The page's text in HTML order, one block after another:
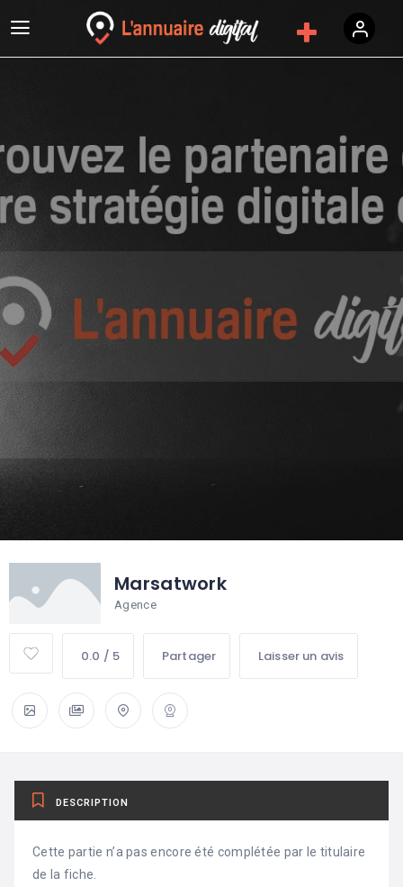
Marsatwork
Agence
0.0 / 5 Partager Laisser un avis
DESCRIPTION
Cette partie n’a pas encore été complétée par le titulaire
de la fiche.